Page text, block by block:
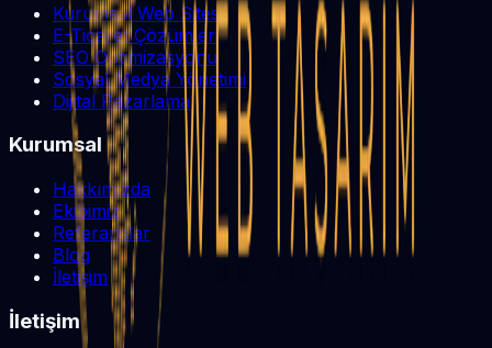
Kurumsal Web Sitesi
E-Ticaret Çözümleri
SEO Optimizasyonu
Sosyal Medya Yönetimi
Dijital Pazarlama
Kurumsal
Hakkımızda
Ekibimiz
Referanslar
Blog
İletişim
İletişim